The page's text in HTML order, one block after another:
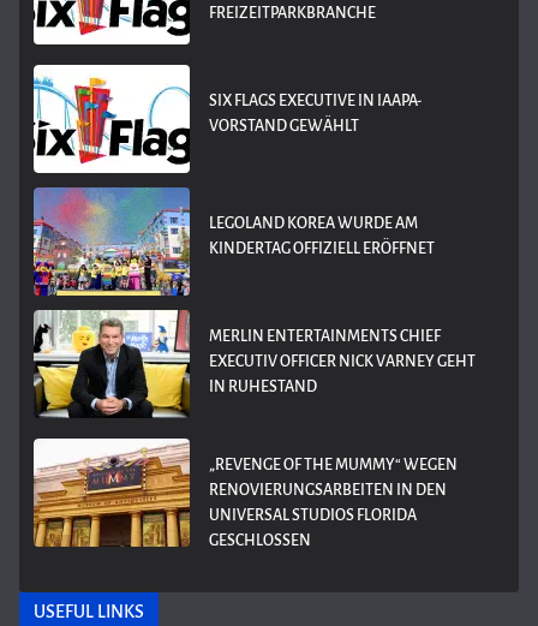
REIZEITPARKBRANCHE
SIX FLAGS EXECUTIVE IN IAAPA-
VORSTAND GEWÄHLT
LEGOLAND KOREA WURDE AM
KINDERTAG OFFIZIELL ERÖFFNET
MERLIN ENTERTAINMENTS CHIEF
EXECUTIV OFFICER NICK VARNEY GEHT
IN RUHESTAND
„REVENGE OF THE MUMMY“ WEGEN
RENOVIERUNGSARBEITEN IN DEN
UNIVERSAL STUDIOS FLORIDA
GESCHLOSSEN
USEFUL LINKS